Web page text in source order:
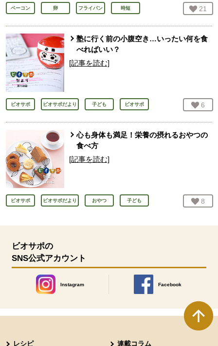
ベーコン 卵 フライパン 時短 お気
21
塾に行く前の小腹空き…いったい何を食
べればいい？
[記事を読む]
ビオサポ ビオサポだより 子ども ビオサポ お気
6
心も身体も満足！栄養の摂れるおやつの
食べ方
[記事を読む]
ビオサポ ビオサポだより おやつ 子ども お気
8
ビオサポの
SNS公式アカウント
Instagram
別のウィンドウで開きます。
Facebook
別のウィンドウで開きます
レシピ 連載コラム